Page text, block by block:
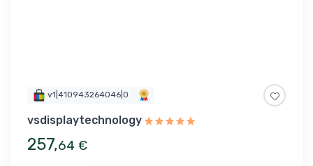
v1|410943264046|0
vsdisplaytechnology
257,64 €